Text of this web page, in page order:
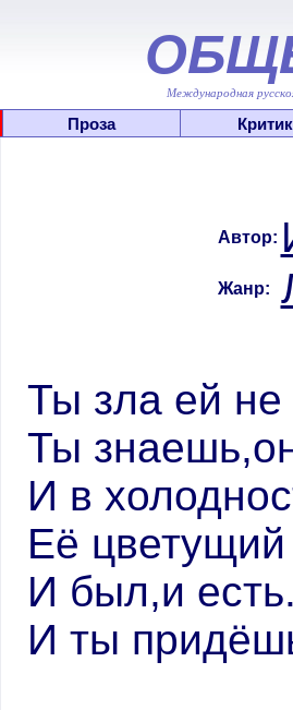
Международная
Проза
Автор:
Жанр:
Ты зла ей
Ты
И в
Её
И был,и
И ты